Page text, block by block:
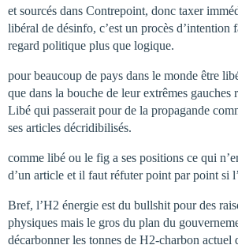
et sourcés dans Contrepoint, donc taxer
libéral de désinfo, c’est un procès d’intention
regard politique plus que logique.
pour beaucoup de pays dans le monde être
que dans la bouche de leur extrêmes gauches
Libé qui passerait pour de la propagande
ses articles décridibilisés.
comme libé ou le fig a ses positions ce qui
d’un article et il faut réfuter point par point si
Bref, l’H2 énergie est du bullshit pour des
physiques mais le gros du plan du
décarbonner les tonnes de H2-charbon actuel